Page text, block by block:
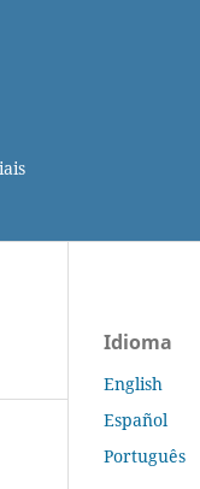
Idioma
English
Español
Português